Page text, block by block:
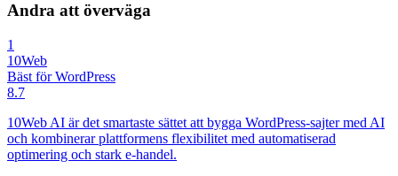
Andra att överväga
1
10Web
Bäst för WordPress
8.7
10Web AI är det smartaste sättet att bygga WordPress-sajter med AI
och kombinerar plattformens flexibilitet med automatiserad
optimering och stark e-handel.